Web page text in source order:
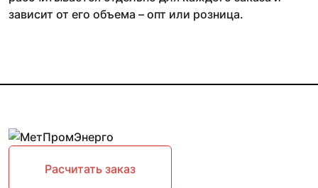
зависит от его объема – опт или розница.
Расчитать заказ